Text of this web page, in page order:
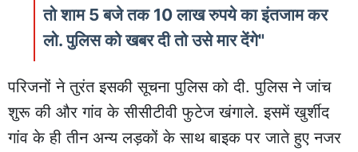
तो शाम 5 बजे तक 10 लाख रुपये का इंतजाम कर
लो. पुलिस को खबर दी तो उसे मार देंगे"
परिजनों ने तुरंत इसकी सूचना पुलिस को दी. पुलिस ने जांच
शुरू की और गांव के सीसीटीवी फुटेज खंगाले. इसमें खुर्शीद
गांव के ही तीन अन्य लड़कों के साथ बाइक पर जाते हुए नजर